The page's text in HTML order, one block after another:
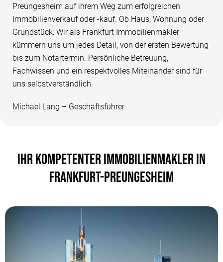
Preungesheim auf ihrem Weg zum erfolgreichen
Immobilienverkauf oder -kauf. Ob Haus, Wohnung oder
Grundstück: Wir als Frankfurt Immobilienmakler
kümmern uns um jedes Detail, von der ersten Bewertung
bis zum Notartermin. Persönliche Betreuung,
Fachwissen und ein respektvolles Miteinander sind für
uns selbstverständlich.
Michael Lang – Geschäftsführer
IHR KOMPETENTER IMMOBILIENMAKLER IN
FRANKFURT-PREUNGESHEIM